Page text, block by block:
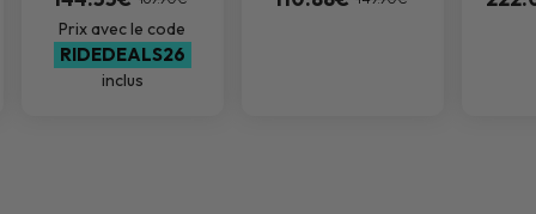
Prix avec le code
RIDEDEALS26
inclus